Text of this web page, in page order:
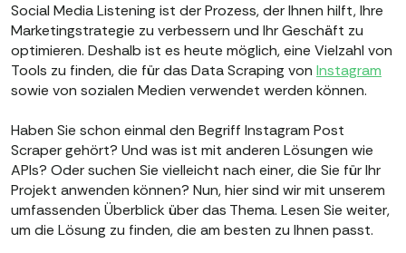
Social Media Listening ist der Prozess, der Ihnen hilft, Ihre
Marketingstrategie zu verbessern und Ihr Geschäft zu
optimieren. Deshalb ist es heute möglich, eine Vielzahl von
Tools zu finden, die für das Data Scraping von Instagram
sowie von sozialen Medien verwendet werden können.
Haben Sie schon einmal den Begriff Instagram Post
Scraper gehört? Und was ist mit anderen Lösungen wie
APIs? Oder suchen Sie vielleicht nach einer, die Sie für Ihr
Projekt anwenden können? Nun, hier sind wir mit unserem
umfassenden Überblick über das Thema. Lesen Sie weiter,
um die Lösung zu finden, die am besten zu Ihnen passt.